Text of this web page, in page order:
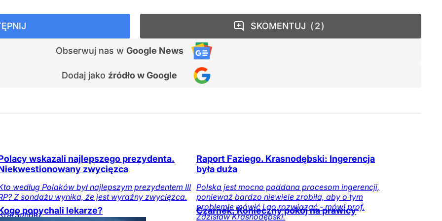
Obserwuj nas w Google News
Dodaj jako źródło w Google
SKOMENTUJ 2
wskazali najlepszego prezydenta.
zwycięzca
według Polaków był najlepszym prezydentem III
Z sondażu wynika, że jest wyraźny zwycięzca.
Sondaż
Raport Faziego. Krasnodębski: Ingerencja
była duża
Polska jest mocno poddana procesom ingerencji,
ponieważ bardzo niewiele zrobiła, aby o tym
problemie mówić i go rozwiązać - mówi prof.
Zdzisław Krasnodębski.
popychali lekarze? Czarnek: Konieczny pokój na prawicy